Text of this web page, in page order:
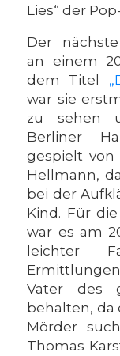
Lies“ der
Der
an einem
dem Titel
war sie
zu sehen
Berliner
gespielt von
Hellmann,
bei der
Kind. Für
war es am
leichter
Vater des
behalten, da
Mörder
Thomas